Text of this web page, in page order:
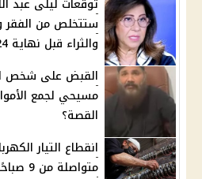
ستتخلص من
والثراء قبل نهاية 2024 | هل أنت بينهم؟
القبض على شخص
مسيحي لجمع
القصة؟